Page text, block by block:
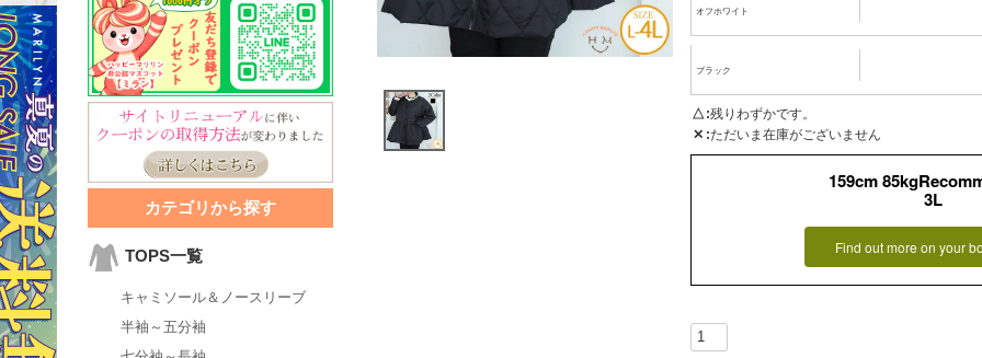
カテゴリから探す
TOPS一覧
キャミソール＆ノースリーブ
半袖～五分袖
オフホワイト
ブラック
△ 残りわずかです。
✕ ただいま在庫がございません
159cm
3L
Find out more on your